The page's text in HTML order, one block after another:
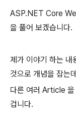
ASP.NET Core
을 풀어 보겠습니다.
제가 이야기 하는 내
것으로 개념을 잡는
다른 여러 Article 을
겁니다.